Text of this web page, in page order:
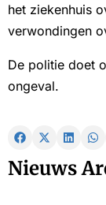
het ziekenhuis
verwondingen
De politie doet
ongeval.
Nieuws